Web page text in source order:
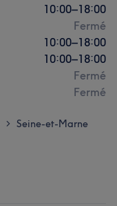
10:00–18:00
Fermé
10:00–18:00
10:00–18:00
Fermé
Fermé
> Seine-et-Marne